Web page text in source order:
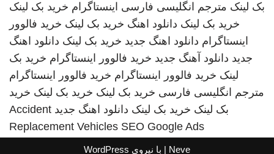
بک لینک مترجم انگلیسی فارسی اینستاگرام خرید بک لینک
خرید بک لینک دانلود اهنگ خرید بک لینک خرید فالوور
اینستاگرام دانلود اهنگ جدید خرید بک لینک دانلود اهنگ
جدید دانلود آهنگ جدید خرید فالوور اینستاگرام خرید بک
لینک خرید فالوور اینستاگرام خرید فالوور اینستاگرام
مترجم انگلیسی فارسی خرید بک لینک خرید بک لینک خرید
بک لینک خرید بک لینک دانلود اهنگ جدید Accident
Replacement Vehicles SEO Google Ads
Neve | با نیروی WordPress